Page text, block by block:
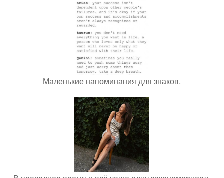
Маленькие напоминания для знаков.